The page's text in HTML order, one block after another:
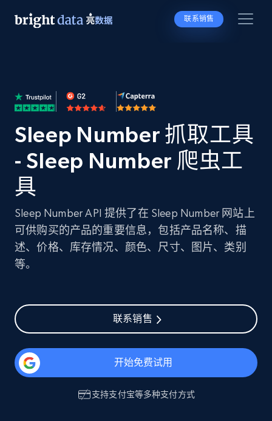
联系销售
Sleep Number 抓取工具
- Sleep Number 爬虫工
具
Sleep Number API 提供了在 Sleep Number 网站上
可供购买的产品的重要信息，包括产品名称、描
述、价格、库存情况、颜色、尺寸、图片、类别
等。
联系销售
开始免费试用
支持支付宝等多种支付方式